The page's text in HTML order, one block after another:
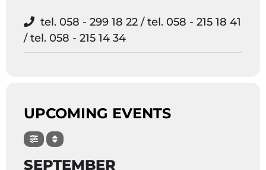
tel. 058 - 299 18 22 / tel. 058 - 215 18 41
/ tel. 058 - 215 14 34
UPCOMING EVENTS
SEPTEMBER